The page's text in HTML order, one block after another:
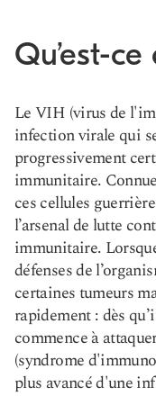
Qu’est-
Le VIH (virus de
infection virale qui
progressivement
immunitaire.
ces cellules
l’arsenal de lutte
immunitaire.
défenses de
certaines tumeurs
rapidement : dès
commence à
(syndrome
plus avancé d'une